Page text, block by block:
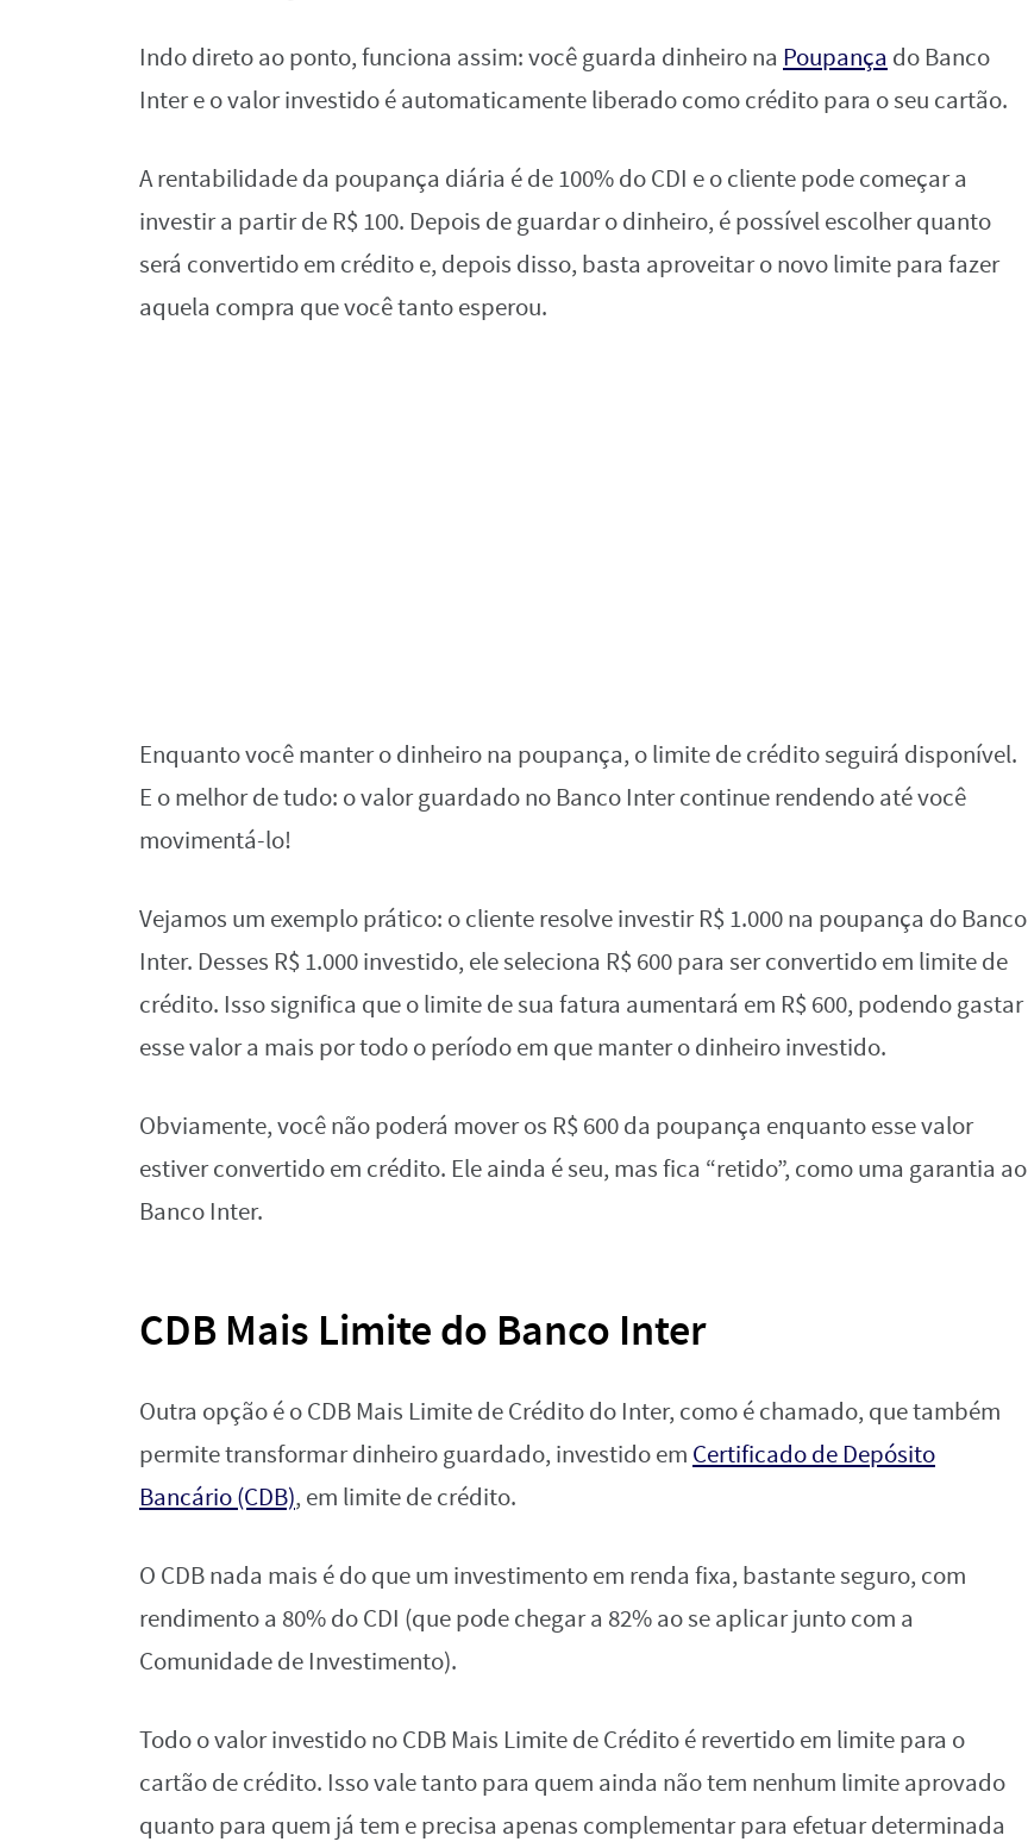
Indo direto ao ponto, funciona assim: você guarda dinheiro na Poupança do Banco
Inter e o valor investido é automaticamente liberado como crédito para o seu cartão.
A rentabilidade da poupança diária é de 100% do CDI e o cliente pode começar a
investir a partir de R$ 100. Depois de guardar o dinheiro, é possível escolher quanto
será convertido em crédito e, depois disso, basta aproveitar o novo limite para fazer
aquela compra que você tanto esperou.
Enquanto você manter o dinheiro na poupança, o limite de crédito seguirá disponível.
E o melhor de tudo: o valor guardado no Banco Inter continue rendendo até você
movimentá-lo!
Vejamos um exemplo prático: o cliente resolve investir R$ 1.000 na poupança do Banco
Inter. Desses R$ 1.000 investido, ele seleciona R$ 600 para ser convertido em limite de
crédito. Isso significa que o limite de sua fatura aumentará em R$ 600, podendo gastar
esse valor a mais por todo o período em que manter o dinheiro investido.
Obviamente, você não poderá mover os R$ 600 da poupança enquanto esse valor
estiver convertido em crédito. Ele ainda é seu, mas fica “retido”, como uma garantia ao
Banco Inter.
CDB Mais Limite do Banco Inter
Outra opção é o CDB Mais Limite de Crédito do Inter, como é chamado, que também
permite transformar dinheiro guardado, investido em Certificado de Depósito
Bancário (CDB), em limite de crédito.
O CDB nada mais é do que um investimento em renda fixa, bastante seguro, com
rendimento a 80% do CDI (que pode chegar a 82% ao se aplicar junto com a
Comunidade de Investimento).
Todo o valor investido no CDB Mais Limite de Crédito é revertido em limite para o
cartão de crédito. Isso vale tanto para quem ainda não tem nenhum limite aprovado
quanto para quem já tem e precisa apenas complementar para efetuar determinada